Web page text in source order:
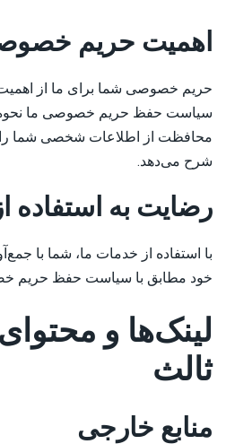
اهمیت حریم
حریم خصوصی شما برای ما از اهمیت
سیاست حفظ حریم خصوصی ما نحوه
محافظت از اطلاعات شخصی شما را
شرح می‌دهد.
رضایت به استفاده
با استفاده از خدمات ما، شما با
خود مطابق با سیاست حفظ حریم
لینک‌ها و
ثالث
منابع خارجی